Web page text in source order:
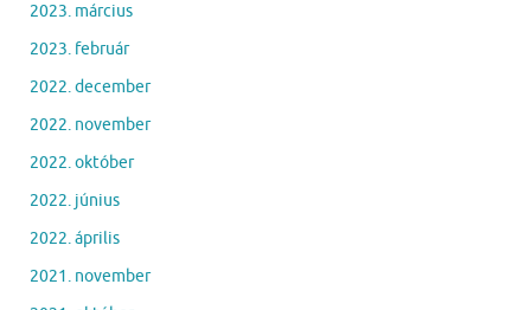
2023. március
2023. február
2022. december
2022. november
2022. október
2022. június
2022. április
2021. november